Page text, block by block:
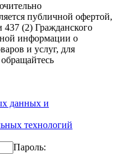
публичной офертой,
(2) Гражданского
информации о
и услуг, для
данных и
технологий
Пароль: